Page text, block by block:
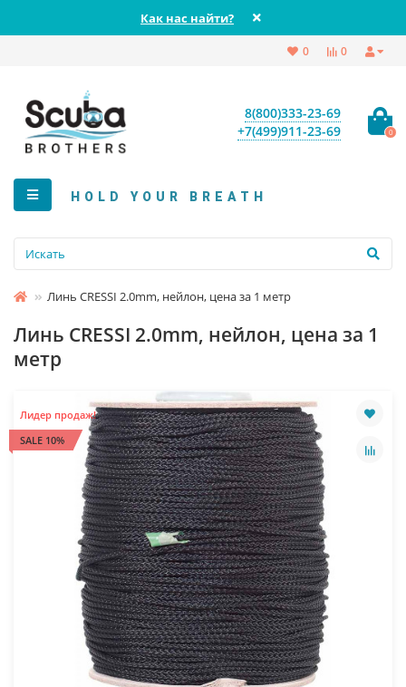
Как нас найти?
0
0
8(800)333-23-69
+7(499)911-23-69
0
HOLD YOUR BREATH
Линь CRESSI 2.0mm, нейлон, цена за 1 метр
Линь CRESSI 2.0mm, нейлон, цена за 1
метр
Лидер продаж!
SALE 10%